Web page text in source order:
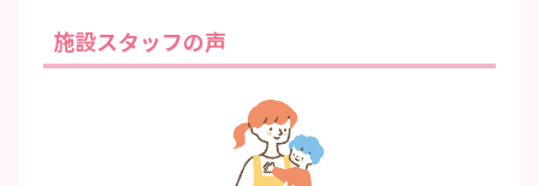
施設スタッフの声